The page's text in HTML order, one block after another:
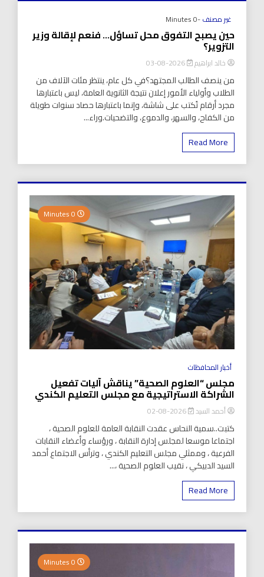
غير مصنف-0 Minutes
حين يصبح التفوق محل تساؤل… فنعم لإقالة وزير
التزوير؟
خالد ابراهيم 2026-08-03
من ينصف الطالب المجتهد؟في كل عام، ينتظر مئات الآلاف من
الطلاب وأولياء الأمور إعلان نتيجة الثانوية العامة، ليس باعتبارها
مجرد أرقام تُكتب على شاشة، وإنما باعتبارها حصاد سنوات طويلة
من الكفاح، والسهر، والدموع، والتضحيات.وراء...
Read More
أخبار المحافظات
مجلس “العلوم الصحية” يناقش آليات تفعيل
الشراكة الاستراتيجية مع مجلس التعليم الكندي
أحمد السيد 2026-08-02
كتبت..سمية النحاس عقدت النقابة العامة للعلوم الصحية ،
اجتماعا موسعا لمجلس إدارة النقابة ، ورؤساء وأعضاء النقابات
الفرعية ، وممثلي مجلس التعليم الكندي ، وترأس الاجتماع أحمد
السيد الدبيكي ، نقيب العلوم الصحية ،...
Read More